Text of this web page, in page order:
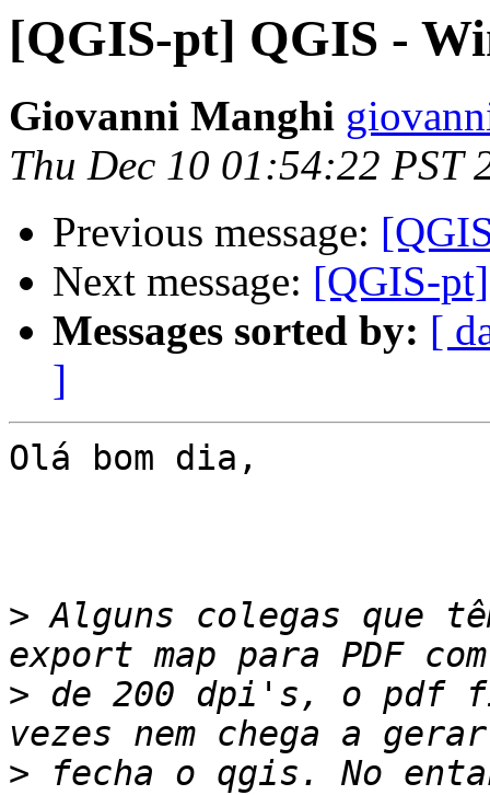
[QGIS-pt] QGIS -
Giovanni Manghi
Thu Dec 10 01:54:22 PST
Previous message:
Next message: [QGIS-
Messages sorted by: [
]
Olá bom dia,
> Alguns colegas que
> de 200 dpi's, o pdf
> fecha o qgis. No